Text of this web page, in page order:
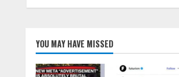
n
YOU MAY HAVE MISSED